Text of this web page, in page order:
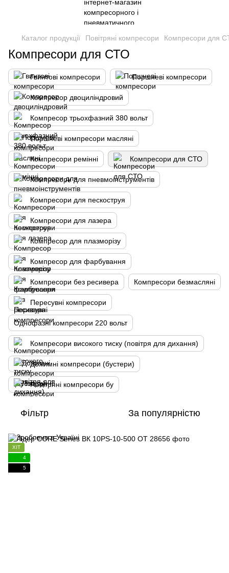
Каталог продукції Повітряні компресори Компресори для
Компресори для СТО
Гвинтові компресори Поршневі компреcори
Компресор двоциліндровий
Компресор трьохфазний 380 вольт
Поршневі компресори масляні
Компресори ремінні Компресори для СТО
Компресори для пневмоінструментів
Компресори для пескоструя
Компресори для лазера
Компресор для плазморізу
Компресор для фарбування
Компресори без ресивера Компресори безмасляні
Пересувні компресори
Однофазні компресори 220 вольт
Компресори високого тиску (повітря для дихання)
Дожимні компресори (бустери)
Повітряні компресори бу
Фільтр За популярністю
ХІТ
4
5